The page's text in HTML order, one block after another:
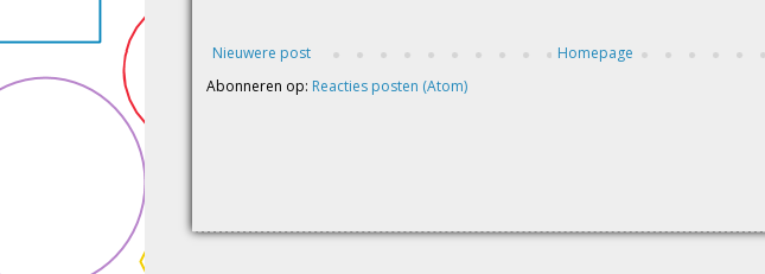
Nieuwere post
Homepage
Abonneren op: Reacties posten (Atom)